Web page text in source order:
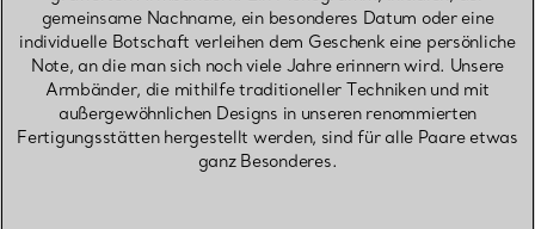
gemeinsame Nachname, ein besonderes Datum oder eine
individuelle Botschaft verleihen dem Geschenk eine persönliche
Note, an die man sich noch viele Jahre erinnern wird. Unsere
Armbänder, die mithilfe traditioneller Techniken und mit
außergewöhnlichen Designs in unseren renommierten
Fertigungsstätten hergestellt werden, sind für alle Paare etwas
ganz Besonderes.